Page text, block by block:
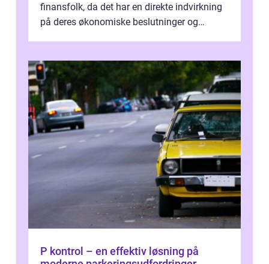
finansfolk, da det har en direkte indvirkning
på deres økonomiske beslutninger og
P kontrol – en effektiv løsning på